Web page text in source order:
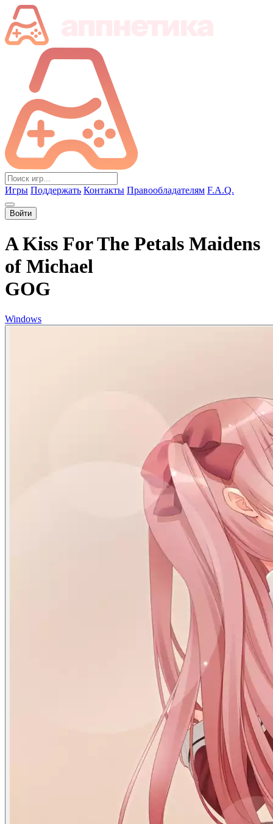
Игры Поддержать Контакты Правообладателям F.A.Q.
Войти
A Kiss For The Petals Maidens
of Michael
GOG
Windows